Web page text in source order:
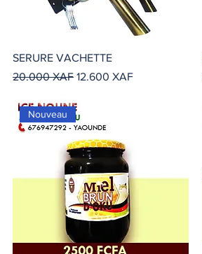
SERURE VACHETTE
Precio
20.000 XAF Precio de oferta
12.600 XAF
Nouveau